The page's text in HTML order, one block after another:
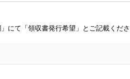
にて「領収書発行希望」とご記載くださ